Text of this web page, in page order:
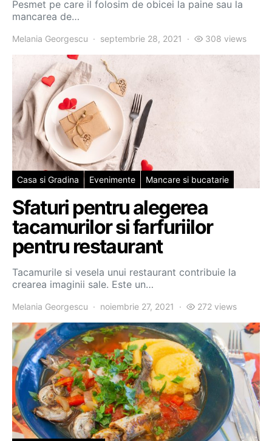
Pesmet pe care il folosim de obicei la paine sau la
mancarea de…
Melania Georgescu septembrie 28, 2021 308 views
Casa si Gradina Evenimente Mancare si bucatarie
Sfaturi pentru alegerea
tacamurilor si farfuriilor
pentru restaurant
Tacamurile si vesela unui restaurant contribuie la
crearea imaginii sale. Este un…
Melania Georgescu noiembrie 27, 2021 272 views